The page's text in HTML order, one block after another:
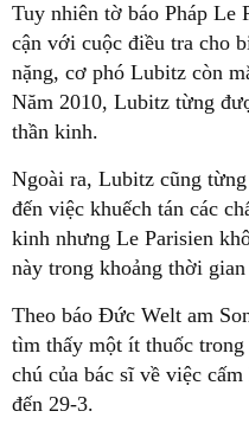
Tuy nhiên tờ báo Pháp Le
cận với cuộc điều tra cho
nặng, cơ phó Lubitz còn
Năm 2010, Lubitz từng
thần kinh.
Ngoài ra, Lubitz cũng
đến việc khuếch tán các
kinh nhưng Le Parisien
này trong khoảng thời gian
Theo báo Đức Welt am
tìm thấy một ít thuốc
chú của bác sĩ về việc
đến 29-3.